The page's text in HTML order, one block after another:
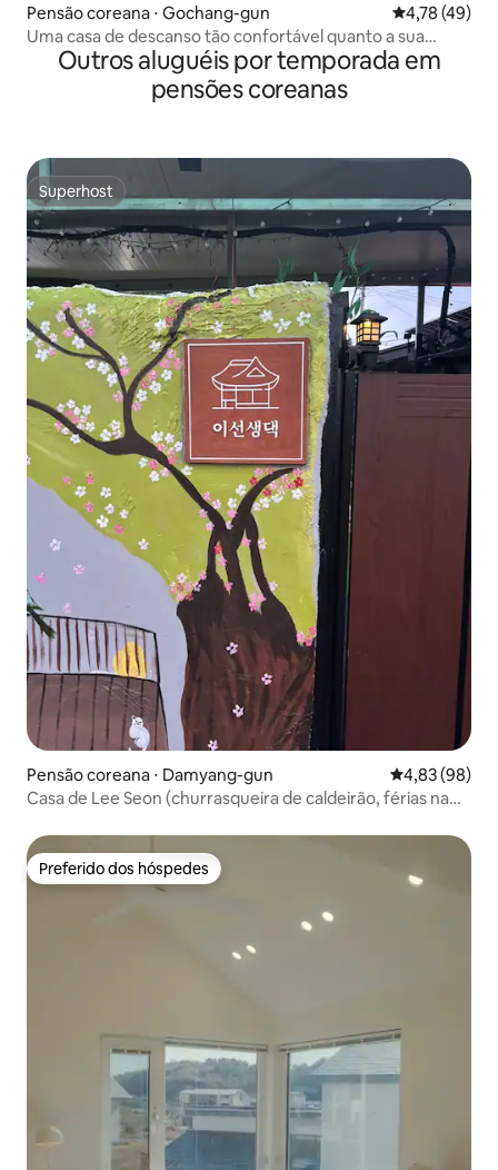
Pensão coreana ⋅ Gochang-gun 4,78 de uma
4,78 (49)
Uma casa de descanso tão confortável quanto a sua
própria casa Quando você precisa de uma pausa, quando
quer criar memórias, quando quer socializar ᆢ
Outros aluguéis por temporada em
pensões coreanas
Superhost
Superhost
Pensão coreana ⋅ Damyang-gun 4,83 de uma
4,83 (98)
Casa de Lee Seon (churrasqueira de caldeirão, férias na
atmosfera de acampamento, uso privado)
Preferido dos hóspedes
Preferido dos hóspedes